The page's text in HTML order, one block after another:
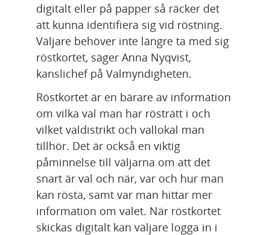
digitalt eller på papper så räcker det
att kunna identifiera sig vid röstning.
Väljare behöver inte längre ta med sig
röstkortet, säger Anna Nyqvist,
kanslichef på Valmyndigheten.
Röstkortet är en bärare av information
om vilka val man har rösträtt i och
vilket valdistrikt och vallokal man
tillhör. Det är också en viktig
påminnelse till väljarna om att det
snart är val och när, var och hur man
kan rösta, samt var man hittar mer
information om valet. När röstkortet
skickas digitalt kan väljare logga in i